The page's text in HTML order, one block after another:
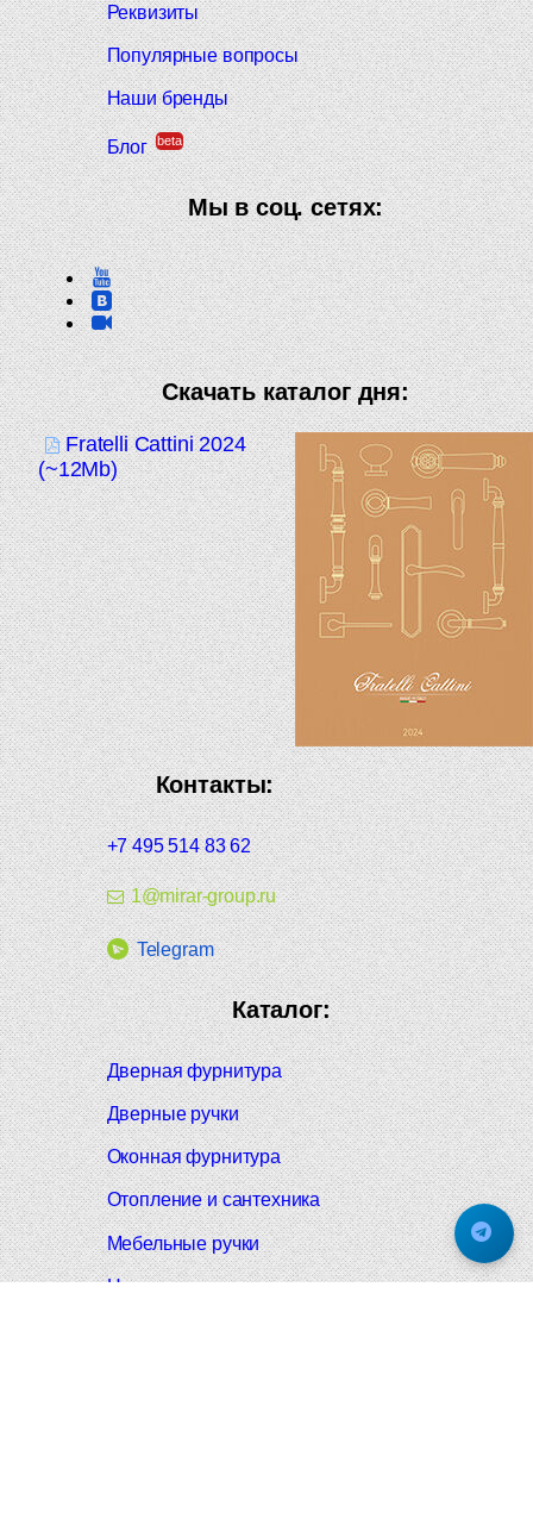
Реквизиты
Популярные вопросы
Наши бренды
Блог beta
Мы в соц. сетях:
Скачать каталог дня:
Fratelli Cattini 2024
(~12Mb)
Контакты:
+7 495 514 83 62
1@mirar-group.ru
Telegram
Каталог:
Дверная фурнитура
Дверные ручки
Оконная фурнитура
Отопление и сантехника
Мебельные ручки
Напольные и настенные покрытия